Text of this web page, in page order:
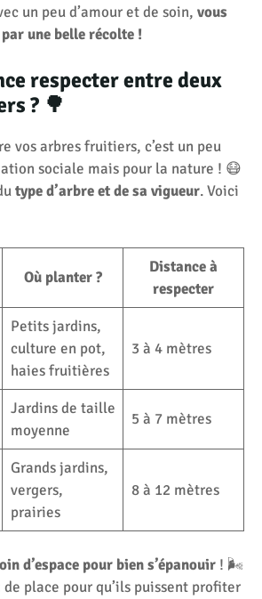
un peu d’amour et de soin, vous
une belle récolte !
respecter entre deux
? 🌳
vos arbres fruitiers, c’est un peu
sociale mais pour la nature ! 😷
type d’arbre et de sa vigueur. Voici
Où planter ?
Distance à
respecter
Petits jardins,
culture en pot,
haies fruitières
3 à 4 mètres
Jardins de taille
moyenne
5 à 7 mètres
Grands jardins,
vergers,
prairies
8 à 12 mètres
d’espace pour bien s’épanouir ! 🌬️
de place pour qu’ils puissent profiter